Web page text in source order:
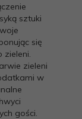
sztuki
się
zieleni.
zieleni
w
gości.